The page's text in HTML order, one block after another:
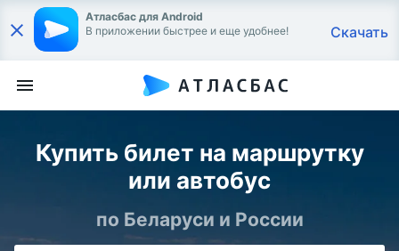
Атласбас для Android
В приложении быстрее и еще удобнее!
Скачать
Купить билет на маршрутку
или автобус
по Беларуси и России